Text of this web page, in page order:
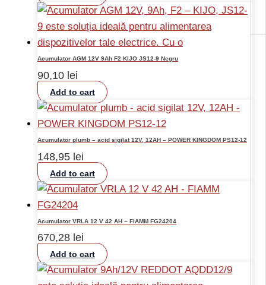
Acumulator AGM 12V 9Ah F2 KIJO JS12-9 Negru
90,10 lei
Add to cart
Acumulator plumb – acid sigilat 12V, 12AH – POWER KINGDOM PS12-12
148,95 lei
Add to cart
Acumulator VRLA 12 V 42 AH – FIAMM FG24204
670,28 lei
Add to cart